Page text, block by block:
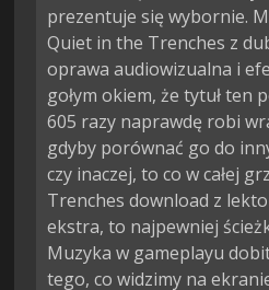
prezentuje się wybornie.
Quiet in the Trenches z
oprawa audiowizualna i
gołym okiem, że tytuł ten
605 razy naprawdę robi
gdyby porównać go do
czy inaczej, to co w całej
Trenches download z
ekstra, to najpewniej
Muzyka w gameplayu
tego, co widzimy na